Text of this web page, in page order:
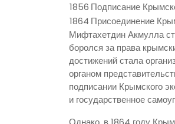
1856 Подписание
1864 Присоединение
Мифтахетдин Акмулла
боролся за права
достижений стала
органом
подписании Крымского
и государственное